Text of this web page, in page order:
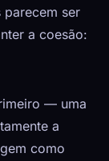
parecem ser
a coesão:
— uma
a
como